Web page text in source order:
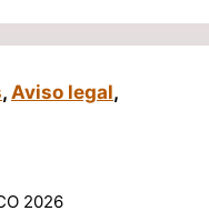
, Aviso legal,
2026